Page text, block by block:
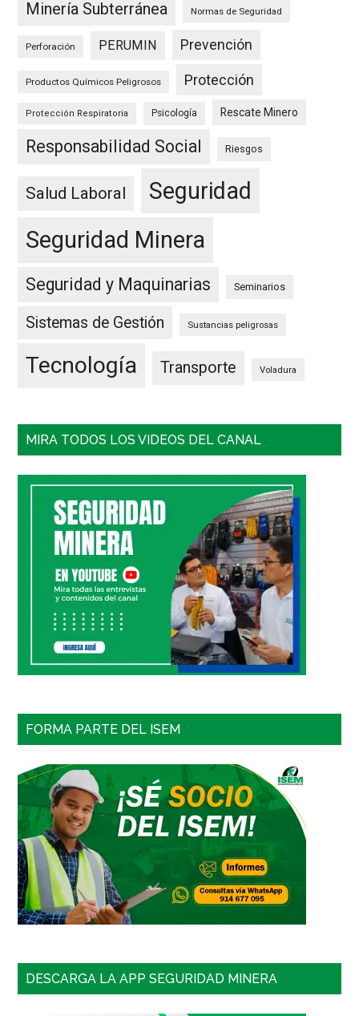
Minería Subterránea Normas de Seguridad
Perforación PERUMIN Prevención
Productos Químicos Peligrosos Protección
Protección Respiratoria Psicología Rescate Minero
Responsabilidad Social Riesgos
Salud Laboral
Seguridad
Seguridad Minera
Seguridad y Maquinarias Seminarios
Sistemas de Gestión Sustancias peligrosas
Tecnología Transporte Voladura
MIRA TODOS LOS VIDEOS DEL CANAL
FORMA PARTE DEL ISEM
DESCARGA LA APP SEGURIDAD MINERA